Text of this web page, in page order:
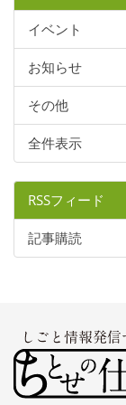
イベント
お知らせ
その他
全件表示
RSSフィード
記事購読